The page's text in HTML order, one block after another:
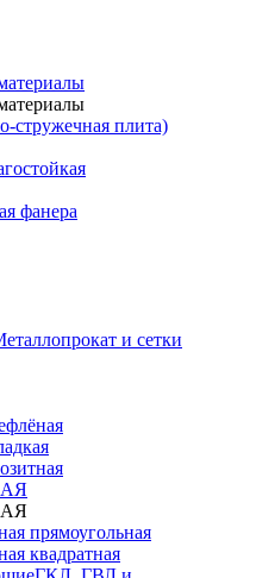
плита)
фанера
и сетки
прямоугольная
квадратная